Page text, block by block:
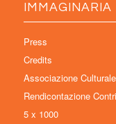
IMMAGINARIA
Press
Credits
Associazione
Rendicontazione
5 x 1000